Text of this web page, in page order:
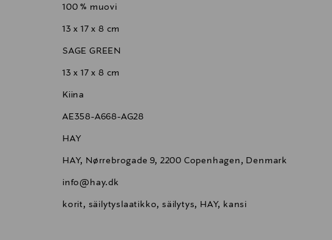
100 % muovi
13 x 17 x 8 cm
SAGE GREEN
13 x 17 x 8 cm
Kiina
AE358-A668-AG28
HAY
HAY, Nørrebrogade 9, 2200 Copenhagen, Denmark
info@hay.dk
korit, säilytyslaatikko, säilytys, HAY, kansi